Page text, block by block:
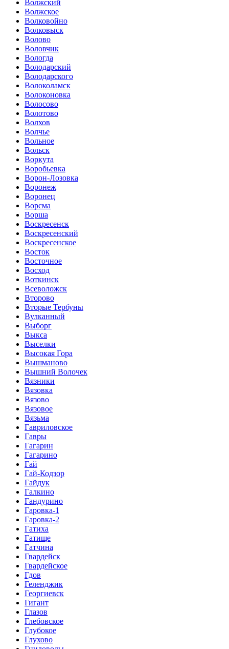
Волжский
Волжское
Волковойно
Волковыск
Волово
Воловчик
Вологда
Володарский
Володарского
Волоколамск
Волоконовка
Волосово
Волотово
Волхов
Волчье
Вольное
Вольск
Воркута
Воробьевка
Ворон-Лозовка
Воронеж
Воронец
Ворсма
Ворша
Воскресенск
Воскресенский
Воскресенское
Восток
Восточное
Восход
Воткинск
Всеволожск
Второво
Вторые Тербуны
Вулканный
Выборг
Выкса
Выселки
Высокая Гора
Вышманово
Вышний Волочек
Вязники
Вязовка
Вязово
Вязовое
Вязьма
Гавриловское
Гавры
Гагарин
Гагарино
Гай
Гай-Кодзор
Гайдук
Галкино
Гандурино
Гаровка-1
Гаровка-2
Гатиха
Гатище
Гатчина
Гвардейск
Гвардейское
Гдов
Геленджик
Георгиевск
Гигант
Глазов
Глебовское
Глубокое
Глухово